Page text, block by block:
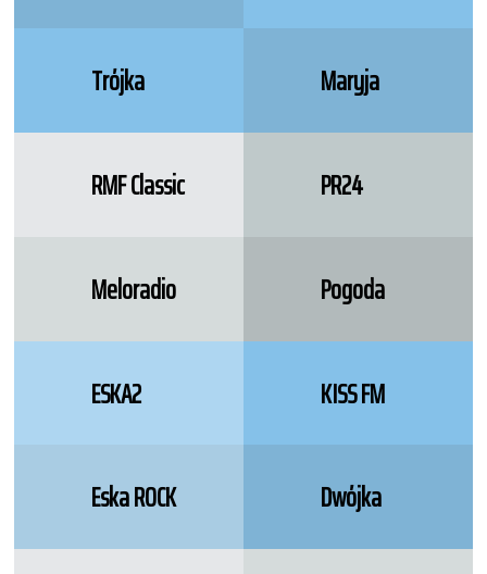
Trójka Maryja
RMF Classic PR24
Meloradio Pogoda
ESKA2 KISS FM
Eska ROCK Dwójka